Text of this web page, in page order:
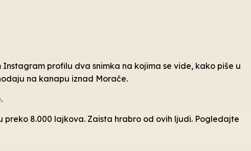
profilu dva snimka na kojima se vide, kako piše u
na kanapu iznad Morače.
preko 8.000 lajkova. Zaista hrabro od ovih ljudi. Pogledajte